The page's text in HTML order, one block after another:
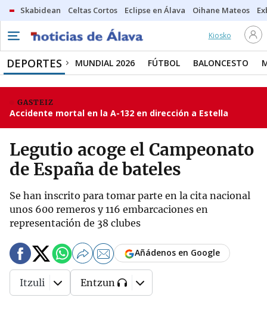
Skabidean Celtas Cortos Eclipse en Álava Oihane Mateos
Kiosko
DEPORTES MUNDIAL 2026 FÚTBOL BALONCESTO
GASTEIZ
Accidente mortal en la A-132 en dirección a Estella
Legutio acoge el Campeonato
de España de bateles
Se han inscrito para tomar parte en la cita nacional
unos 600 remeros y 116 embarcaciones en
representación de 38 clubes
Añádenos en Google
Itzuli Entzun